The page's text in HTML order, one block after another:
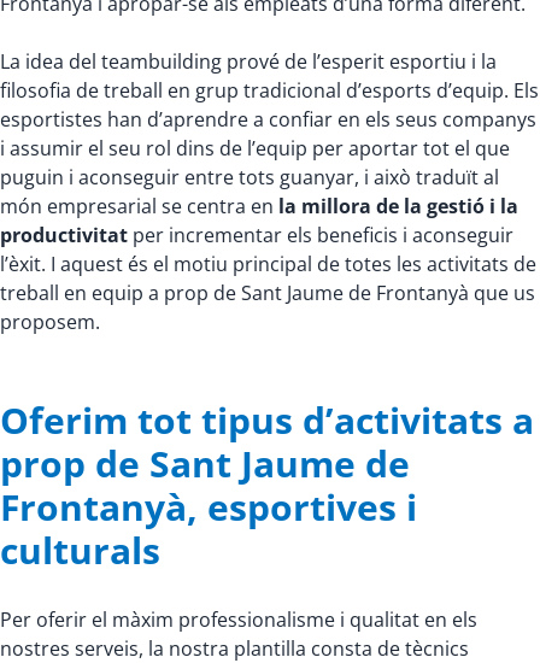
La idea del teambuilding prové de l’esperit esportiu i la
filosofia de treball en grup tradicional d’esports d’equip. Els
esportistes han d’aprendre a confiar en els seus companys
i assumir el seu rol dins de l’equip per aportar tot el que
puguin i aconseguir entre tots guanyar, i això traduït al
món empresarial se centra en la millora de la gestió i la
productivitat per incrementar els beneficis i aconseguir
l’èxit. I aquest és el motiu principal de totes les activitats de
treball en equip a prop de Sant Jaume de Frontanyà que us
proposem.
Oferim tot tipus d’activitats a
prop de Sant Jaume de
Frontanyà, esportives i
culturals
Per oferir el màxim professionalisme i qualitat en els
nostres serveis, la nostra plantilla consta de tècnics